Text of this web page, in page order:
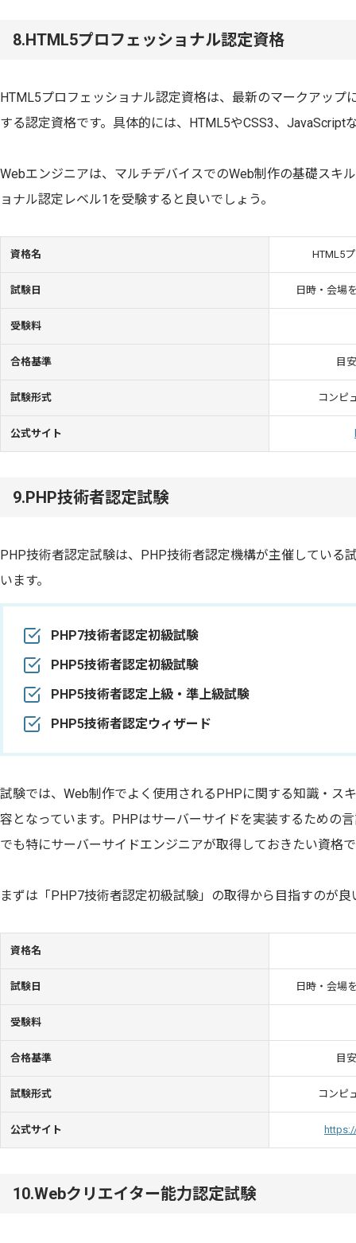
8.HTML5プロフェッショナル認定資格
HTML5プロフェッショナル認定資格は、最新のマークアップ
する認定資格です。具体的には、HTML5やCSS3、JavaScript
Webエンジニアは、マルチデバイスでのWeb制作の基礎スキ
ョナル認定レベル1を受験すると良いでしょう。
資格名 HTML5
試験日 日時・会場
受験料
合格基準 目
試験形式 コンピ
公式サイト
9.PHP技術者認定試験
PHP技術者認定試験は、PHP技術者認定機構が主催している
います。
PHP7技術者認定初級試験
PHP5技術者認定初級試験
PHP5技術者認定上級・準上級試験
PHP5技術者認定ウィザード
試験では、Web制作でよく使用されるPHPに関する知識・ス
容となっています。PHPはサーバーサイドを実装するための
でも特にサーバーサイドエンジニアが取得しておきたい資格
まずは「PHP7技術者認定初級試験」の取得から目指すのが良
資格名
試験日 日時・会場
受験料
合格基準 目
試験形式 コンピ
公式サイト
10.Webクリエイター能力認定試験